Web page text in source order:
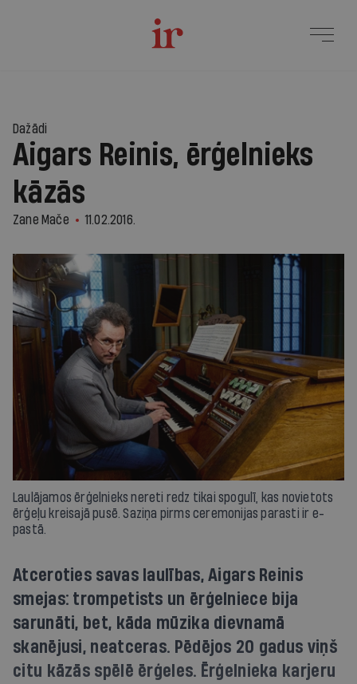
Dažādi
Aigars Reinis, ērģelnieks
kāzās
Zane Mače 11.02.2016.
Laulājamos ērģelnieks nereti redz tikai spogulī, kas novietots
ērģeļu kreisajā pusē. Saziņa pirms ceremonijas parasti ir e-
pastā.
Atceroties savas laulības, Aigars Reinis
smejas: trompetists un ērģelniece bija
sarunāti, bet, kāda mūzika dievnamā
skanējusi, neatceras. Pēdējos 20 gadus viņš
citu kāzās spēlē ērģeles. Ērģelnieka karjeru